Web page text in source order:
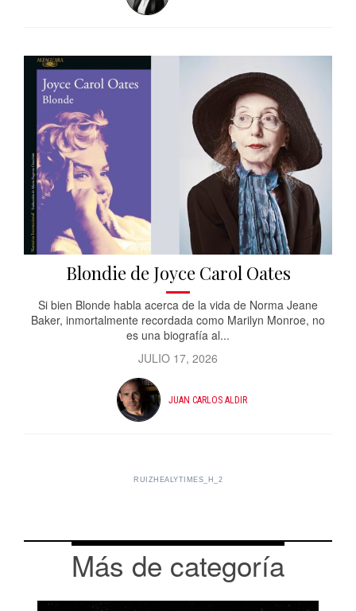
Blondie de Joyce Carol Oates
Si bien Blonde habla acerca de la vida de Norma Jeane
Baker, inmortalmente recordada como Marilyn Monroe, no
es una biografía al...
JULIO 17, 2026
JUAN CARLOS ALDIR
RUIZHEALYTIMES_H_2
Más de categoría